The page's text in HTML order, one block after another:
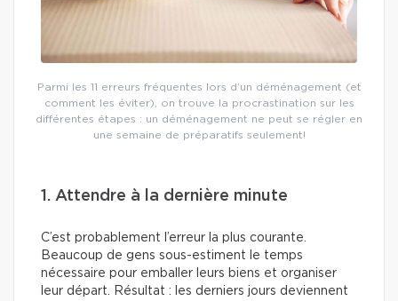
Parmi les 11 erreurs fréquentes lors d’un déménagement (et
comment les éviter), on trouve la procrastination sur les
différentes étapes : un déménagement ne peut se régler en
une semaine de préparatifs seulement!
1. Attendre à la dernière minute
C’est probablement l’erreur la plus courante.
Beaucoup de gens sous-estiment le temps
nécessaire pour emballer leurs biens et organiser
leur départ. Résultat : les derniers jours deviennent